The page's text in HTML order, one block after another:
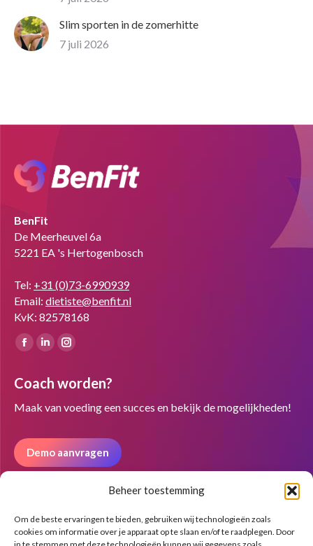
Beheer toestemming
Om de beste ervaringen te bieden, gebruiken wij technologieën zoals
cookies om informatie over je apparaat op te slaan en/of te raadplegen. Door
Slim sporten in de zomerhitte
7 juli 2026
BenFit
De Meerheuvel 6a
5221 EA 's Hertogenbosch
Tel: +31 (0)73-6990939
Email: dietiste@benfit.nl
KvK: 82578168
Vind ons op:
Facebook
opens
in
window
Linkedin
opens
in
window
Instagram
opens
in
window
Coach worden?
Maak van voeding een succes en bekijk de mogelijkheden!
Demo aanvragen